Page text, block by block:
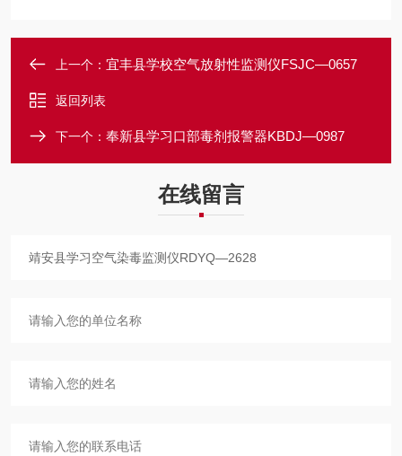
上一个： 宜丰县学校空气放射性监测仪FSJC—0657
返回列表
下一个： 奉新县学习口部毒剂报警器KBDJ—0987
在线留言